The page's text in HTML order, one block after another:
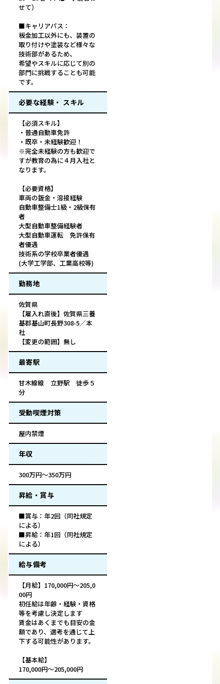
せて）
■キャリアパス：
板金加工以外にも、装置の
取り付けや塗装など様々な
技術部があるため、
希望やスキルに応じて別の
部門に挑戦することも可能
です。
必要な経験・ スキル
【必須スキル】
・普通自動車免許
・既卒・未経験歓迎！
※完全未経験の方も歓迎で
すが教育の為に４月入社と
なります。
【必要資格】
車両の鈑金・溶接経験
自動車整備士1級・2級保有
者
大型自動車整備経験者
大型自動車運転 免許保有
者優遇
技術系の学校卒業者優遇
(大学工学部、工業高校等)
勤務地
佐賀県
【雇入れ直後】佐賀県三養
基郡基山町長野308-5／本
社
【変更の範囲】無し
最寄駅
甘木線線 立野駅 徒歩５
分
受動喫煙対策
屋内禁煙
年収
300万円～350万円
昇給・賞与
■賞与：年2回（同社規定
による）
■昇給：年1回（同社規定
による）
給与備考
【月給】170,000円～205,0
00円
初任給は年齢・経験・資格
等を考慮し決定します
賃金はあくまでも目安の金
額であり、選考を通じて上
下する可能性があります。
【基本給】
170,000円～205,000円